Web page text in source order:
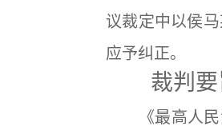
议裁定中以侯
应予纠正｡
裁判要
《最高人民